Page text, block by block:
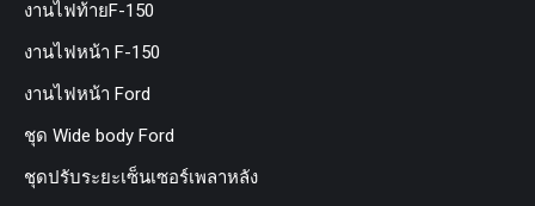
งานไฟท้ายF-150
งานไฟหน้า F-150
งานไฟหน้า Ford
ชุด Wide body Ford
ชุดปรับระยะเซ็นเซอร์เพลาหลัง